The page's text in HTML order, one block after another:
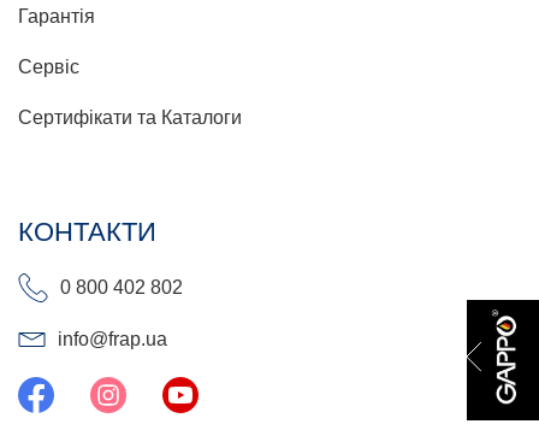
Гарантія
Сервіс
Сертифікати та Каталоги
КОНТАКТИ
0 800 402 802
info@frap.ua